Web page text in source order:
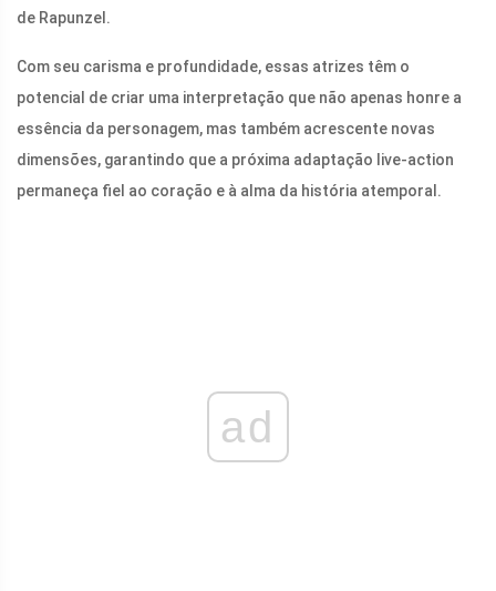
de Rapunzel.
Com seu carisma e profundidade, essas atrizes têm o
potencial de criar uma interpretação que não apenas honre a
essência da personagem, mas também acrescente novas
dimensões, garantindo que a próxima adaptação live-action
permaneça fiel ao coração e à alma da história atemporal.
ad